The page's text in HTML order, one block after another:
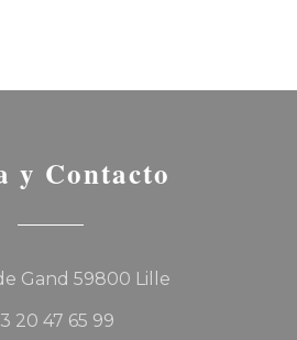
y Contacto
Gand 59800 Lille
20 47 65 99